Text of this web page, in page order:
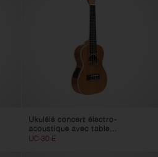
Ukulélé concert électro-
acoustique avec table...
UC-30 E